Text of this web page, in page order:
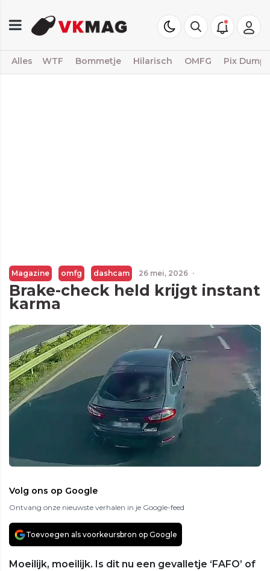
Alles WTF Bommetje Hilarisch OMFG Pix Dump
Magazine omfg dashcam 26 mei, 2026 ·
Brake-check held krijgt instant
karma
Volg ons op Google
Ontvang onze nieuwste verhalen in je Google-feed
Toevoegen als voorkeursbron op Google
Moeilijk, moeilijk. Is dit nu een gevalletje ‘FAFO’ of